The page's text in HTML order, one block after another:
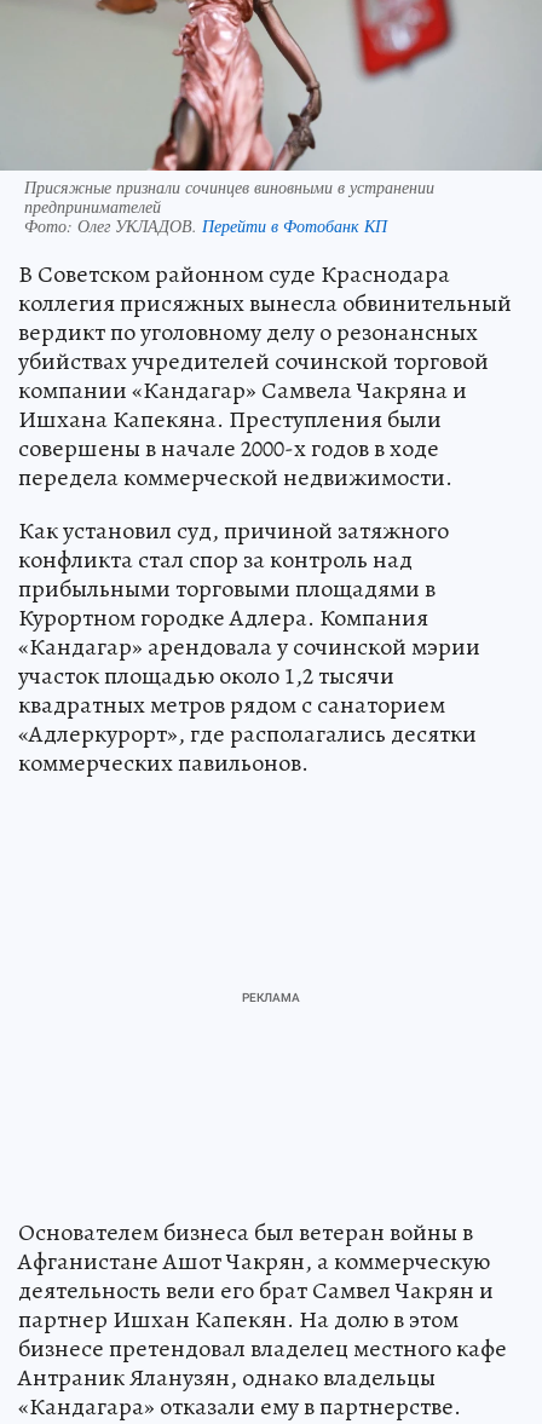
Присяжные признали сочинцев виновными в устранении
предпринимателей
Фото: Олег УКЛАДОВ. Перейти в Фотобанк КП
В Советском районном суде Краснодара
коллегия присяжных вынесла обвинительный
вердикт по уголовному делу о резонансных
убийствах учредителей сочинской торговой
компании «Кандагар» Самвела Чакряна и
Ишхана Капекяна. Преступления были
совершены в начале 2000-х годов в ходе
передела коммерческой недвижимости.
Как установил суд, причиной затяжного
конфликта стал спор за контроль над
прибыльными торговыми площадями в
Курортном городке Адлера. Компания
«Кандагар» арендовала у сочинской мэрии
участок площадью около 1,2 тысячи
квадратных метров рядом с санаторием
«Адлеркурорт», где располагались десятки
коммерческих павильонов.
Основателем бизнеса был ветеран войны в
Афганистане Ашот Чакрян, а коммерческую
деятельность вели его брат Самвел Чакрян и
партнер Ишхан Капекян. На долю в этом
бизнесе претендовал владелец местного кафе
Антраник Яланузян, однако владельцы
«Кандагара» отказали ему в партнерстве.